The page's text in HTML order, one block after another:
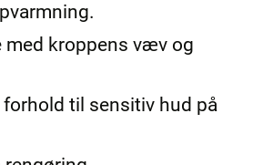
med kroppens væv og
til sensitiv hud på